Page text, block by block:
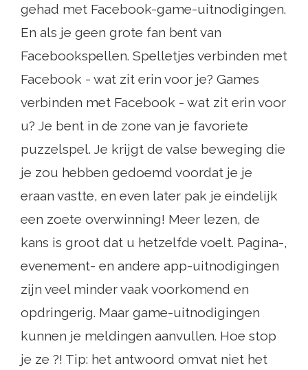
gehad met Facebook-game-uitnodigingen.
En als je geen grote fan bent van
Facebookspellen. Spelletjes verbinden met
Facebook - wat zit erin voor je? Games
verbinden met Facebook - wat zit erin voor
u? Je bent in de zone van je favoriete
puzzelspel. Je krijgt de valse beweging die
je zou hebben gedoemd voordat je je
eraan vastte, en even later pak je eindelijk
een zoete overwinning! Meer lezen, de
kans is groot dat u hetzelfde voelt. Pagina-,
evenement- en andere app-uitnodigingen
zijn veel minder vaak voorkomend en
opdringerig. Maar game-uitnodigingen
kunnen je meldingen aanvullen. Hoe stop
je ze ?! Tip: het antwoord omvat niet het